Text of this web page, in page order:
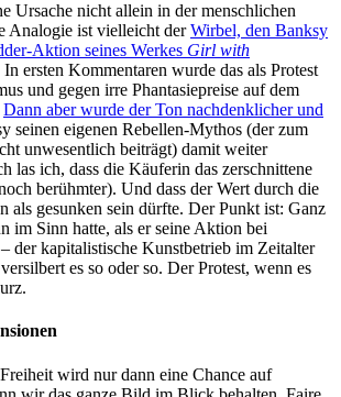
Ursache nicht allein in der menschlichen
Analogie ist vielleicht derWirbel, den Banksy
Aktion seines Werkes Girl with
In ersten Kommentaren wurde das als Protest
und gegen irre Phantasiepreise auf dem
Dann aber wurde der Ton nachdenklicher und
seinen eigenen Rebellen-Mythos (der zum
unwesentlich beiträgt) damit weiter
las ich, dass die Käuferin das zerschnittene
berühmter). Und dass der Wert durch die
als gesunken sein dürfte. Der Punkt ist: Ganz
im Sinn hatte, als er seine Aktion bei
– der kapitalistische Kunstbetrieb im Zeitalter
es so oder so. Der Protest, wenn es
wird nur dann eine Chance auf